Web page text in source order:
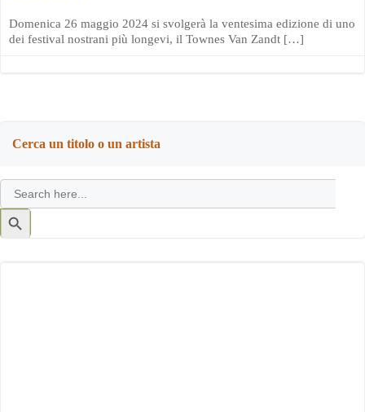
Domenica 26 maggio 2024 si svolgerà la ventesima edizione di uno
dei festival nostrani più longevi, il Townes Van Zandt […]
Cerca un titolo o un artista
Search
for:
Search
Button